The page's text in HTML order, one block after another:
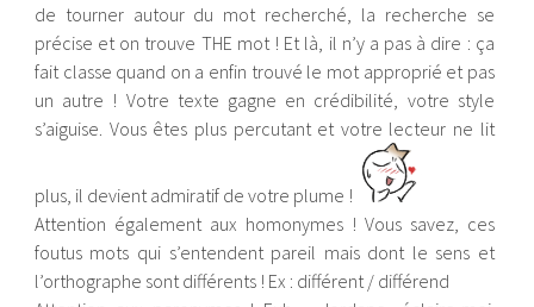
de tourner autour du mot recherché, la recherche se
précise et on trouve THE mot ! Et là, il n’y a pas à dire : ça
fait classe quand on a enfin trouvé le mot approprié et pas
un autre ! Votre texte gagne en crédibilité, votre style
s’aiguise. Vous êtes plus percutant et votre lecteur ne lit
plus, il devient admiratif de votre plume !
Attention également aux homonymes ! Vous savez, ces
foutus mots qui s’entendent pareil mais dont le sens et
l’orthographe sont différents ! Ex : différent / différend